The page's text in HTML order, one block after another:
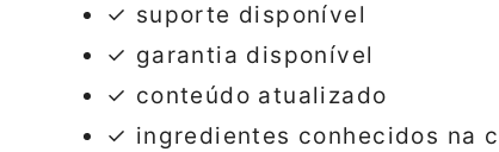
✓ suporte disponível
✓ garantia disponível
✓ conteúdo atualizado
✓ ingredientes conhecidos na